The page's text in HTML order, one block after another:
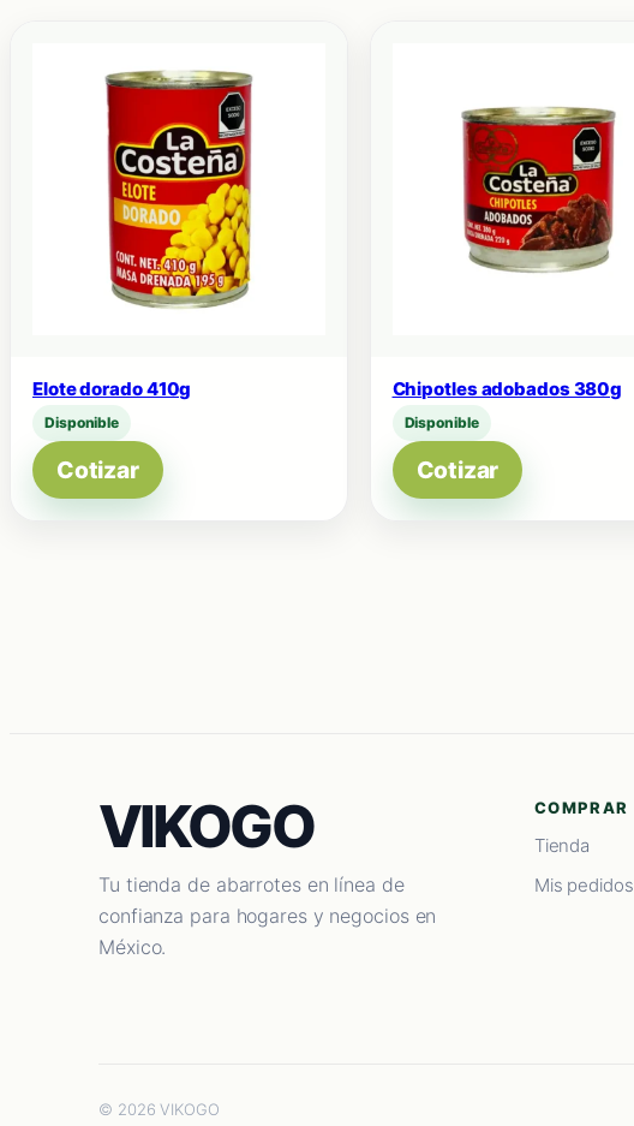
Elote dorado 410g
Disponible
Cotizar
Chipotles adobados 380g
Disponible
Cotizar
VIKOGO
Tu tienda de abarrotes en línea de
confianza para hogares y negocios en
México.
COMPRAR
Tienda
Mis pedidos
© 2026 VIKOGO